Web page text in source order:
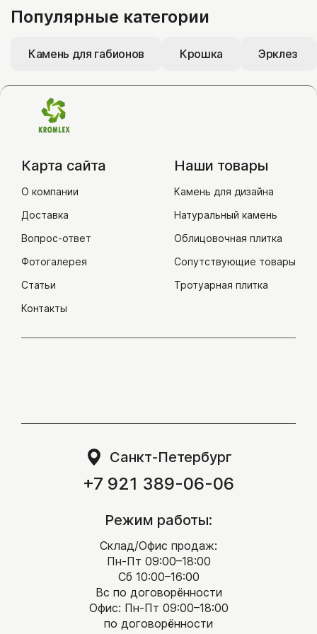
Популярные категории
Камень для габионов Крошка Эрклез
Карта сайта
О компании
Доставка
Вопрос-ответ
Фотогалерея
Статьи
Контакты
Наши товары
Камень для дизайна
Натуральный камень
Облицовочная плитка
Сопутствующие товары
Тротуарная плитка
Санкт-Петербург
+7 921 389-06-06
Режим работы:
Склад/Офис продаж:
Пн-Пт 09:00–18:00
Сб 10:00–16:00
Вс по договорённости
Офис: Пн-Пт 09:00–18:00
по договорённости